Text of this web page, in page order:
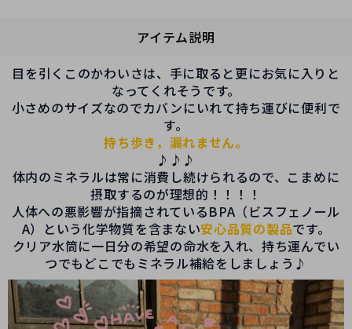
アイテム説明
目を引くこのかわいさは、手に取ると更にお気に入りと
なってくれそうです。
小さめのサイズなのでカバンにいれて持ち運びに便利で
す。
持ち歩き，漏れません。
♪♪♪
体内のミネラルは常に消費し続けられるので、こまめに
摂取するのが理想的！！！！
人体への悪影響が指摘されているBPA（ビスフェノール
A）という化学物質を含まない安心品質の製品です。
クリア水筒に一日分の希望の命水を入れ、持ち運んでい
つでもどこでもミネラル補給をしましょう♪